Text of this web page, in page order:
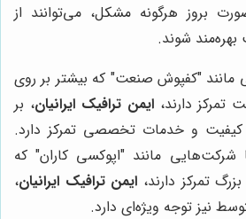
بروز هرگونه مشکل، می‌توانند از
شوند.
مانند "کفپوش صنعت" که بیشتر بر روی
تمرکز دارند،ایمن ترافیک ایرانیان، بر
کیفیت و خدمات تخصصی تمرکز دارد.
شرکت‌هایی مانند "اپوکسی کاران" که
تمرکز دارند، ایمن ترافیک ایرانیان،
نیز توجه ویژه‌ای دارد.